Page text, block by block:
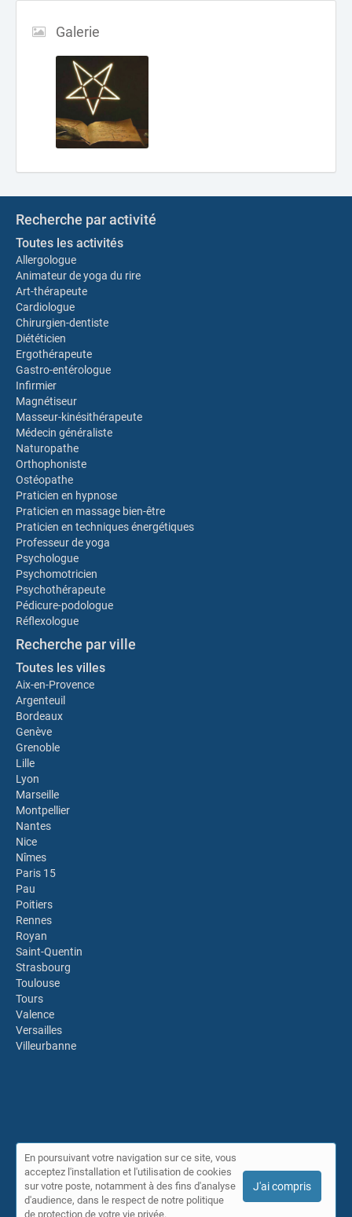
Galerie
Recherche par activité
Toutes les activités
Allergologue
Animateur de yoga du rire
Art-thérapeute
Cardiologue
Chirurgien-dentiste
Diététicien
Ergothérapeute
Gastro-entérologue
Infirmier
Magnétiseur
Masseur-kinésithérapeute
Médecin généraliste
Naturopathe
Orthophoniste
Ostéopathe
Praticien en hypnose
Praticien en massage bien-être
Praticien en techniques énergétiques
Professeur de yoga
Psychologue
Psychomotricien
Psychothérapeute
Pédicure-podologue
Réflexologue
Recherche par ville
Toutes les villes
Aix-en-Provence
Argenteuil
Bordeaux
Genève
Grenoble
Lille
Lyon
Marseille
Montpellier
Nantes
Nice
Nîmes
Paris 15
Pau
Poitiers
Rennes
Royan
Saint-Quentin
Strasbourg
Toulouse
Tours
Valence
Versailles
Villeurbanne
© Annuaire IDPLS 2026 |Plan du site|Mon compte
Contact
Conditions générales d'utilisation|Mentions légales
En poursuivant votre navigation sur ce site, vous
acceptez l'installation et l'utilisation de cookies
sur votre poste, notamment à des fins d'analyse
d'audience, dans le respect de notre politique
de protection de votre vie privée.
J'ai compris